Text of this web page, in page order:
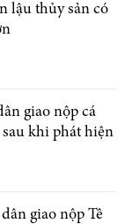
lậu thủy sản có
giao nộp cá
khi phát hiện
giao nộp Tê